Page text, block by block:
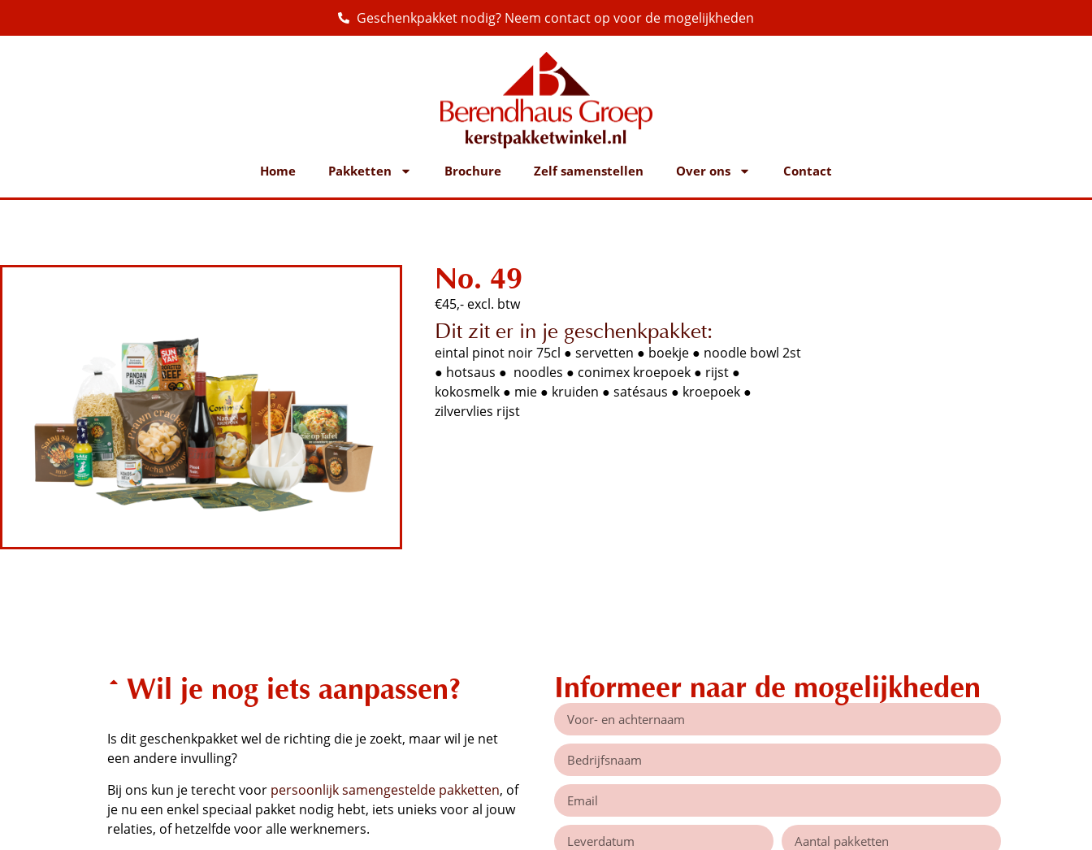
Geschenkpakket nodig? Neem contact op voor de mogelijkheden
Home Pakketten Brochure Zelf samenstellen Over ons Contact
No. 49
€45,- excl. btw
Dit zit er in je geschenkpakket:
eintal pinot noir 75cl ● servetten ● boekje ● noodle bowl 2st
● hotsaus ● noodles ● conimex kroepoek ● rijst ●
kokosmelk ● mie ● kruiden ● satésaus ● kroepoek ●
zilvervlies rijst
Wil je nog iets aanpassen?
Is dit geschenkpakket wel de richting die je zoekt, maar wil je net
een andere invulling?
Bij ons kun je terecht voor persoonlijk samengestelde pakketten, of
je nu een enkel speciaal pakket nodig hebt, iets unieks voor al jouw
relaties, of hetzelfde voor alle werknemers.
Informeer naar de mogelijkheden